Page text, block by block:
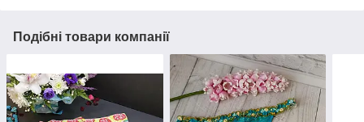
Подібні товари компанії